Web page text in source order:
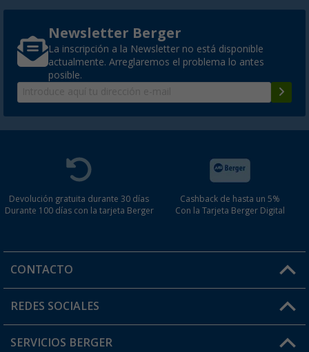
Newsletter Berger
La inscripción a la Newsletter no está disponible
actualmente. Arreglaremos el problema lo antes
posible.
Devolución gratuita durante 30 días
Durante 100 días con la tarjeta Berger
Cashback de hasta un 5%
Con la Tarjeta Berger Digital
CONTACTO
Horario de atención al cliente:
¿Tienes alguna duda?
REDES SOCIALES
SERVICIOS BERGER